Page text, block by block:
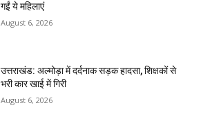
गईं ये महिलाएं
August 6, 2026
उत्तराखंड: अल्मोड़ा में दर्दनाक सड़क हादसा, शिक्षकों से
भरी कार खाई में गिरी
August 6, 2026